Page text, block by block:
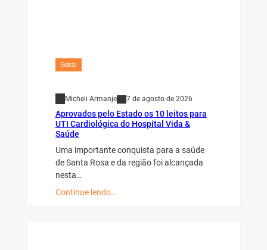
Geral
Micheli Armanje 7 de agosto de 2026
Aprovados pelo Estado os 10 leitos para
UTI Cardiológica do Hospital Vida &
Saúde
Uma importante conquista para a saúde
de Santa Rosa e da região foi alcançada
nesta…
Continue lendo…